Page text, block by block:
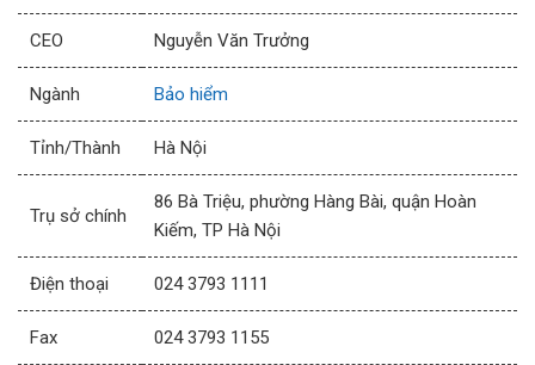
CEO Nguyễn Văn Trưởng
Ngành Bảo hiểm
Tỉnh/Thành Hà Nội
Trụ sở chính
86 Bà Triệu, phường Hàng Bài, quận Hoàn
Kiếm, TP Hà Nội
Điện thoại 024 3793 1111
Fax 024 3793 1155